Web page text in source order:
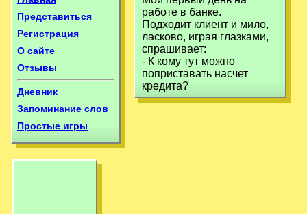
Представиться
Регистрация
О сайте
Отзывы
Дневник
Запоминание слов
Простые игры
работе в
работе в
работе в банке.
Подходит клиент и мило,
ласково, играя глазками,
спрашивает:
- К кому тут можно
поприставать насчет
кредита?